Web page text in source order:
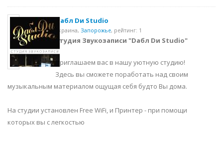
Dабл Dи Studio
Украина, Запорожье, рейтинг: 1
Студия Звукозаписи "Dабл Dи Studio"
Приглашаем вас в нашу уютную студию!
Здесь вы сможете поработать над своим
музыкальным материалом ощущая себя будто Вы дома.
На студии установлен Free WiFi, и Принтер - при помощи
которых вы с легкостью